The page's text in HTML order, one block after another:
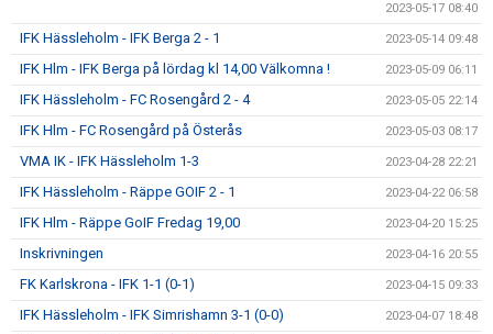
2023-05-17 08:40
IFK Hässleholm - IFK Berga 2 - 1 2023-05-14 09:48
IFK Hlm - IFK Berga på lördag kl 14,00 Välkomna ! 2023-05-09 06:11
IFK Hässleholm - FC Rosengård 2 - 4 2023-05-05 22:14
IFK Hlm - FC Rosengård på Österås 2023-05-03 08:17
VMA IK - IFK Hässleholm 1-3 2023-04-28 22:21
IFK Hässleholm - Räppe GOIF 2 - 1 2023-04-22 06:58
IFK Hlm - Räppe GoIF Fredag 19,00 2023-04-20 15:25
Inskrivningen 2023-04-16 20:55
FK Karlskrona - IFK 1-1 (0-1) 2023-04-15 09:33
IFK Hässleholm - IFK Simrishamn 3-1 (0-0) 2023-04-07 18:48